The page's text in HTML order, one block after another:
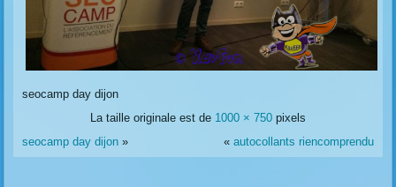
seocamp day dijon
La taille originale est de 1000 × 750 pixels
seocamp day dijon » « autocollants riencomprendu